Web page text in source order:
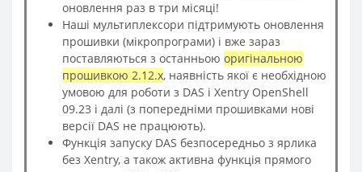
оновлення раз в три місяці!
Наші мультиплексори підтримують оновлення
прошивки (мікропрограми) і вже зараз
поставляються з останньою оригінальною
прошивкою 2.12.х, наявність якої є необхідною
умовою для роботи з DAS і Xentry OpenShell
09.23 і далі (з попередніми прошивками нові
версії DAS не працюють).
Функція запуску DAS безпосередньо з ярлика
без Xentry, а також активна функція прямого